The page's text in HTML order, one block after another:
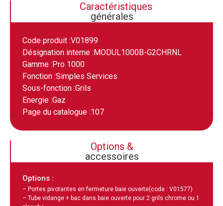
Caractéristiques
générales
Code produit :V01899
Désignation interne : MODUL1000B-G2CHRNL
Gamme : Pro 1000
Fonction :Simples Services
Sous-fonction :Grils
Energie :Gaz
Page du catalogue :107
Options &
accessoires
Options :
– Portes pivotantes en fermeture baie ouverte(code : V01577)
– Tube vidange + bac dans baie ouverte pour 2 grils chrome ou 1